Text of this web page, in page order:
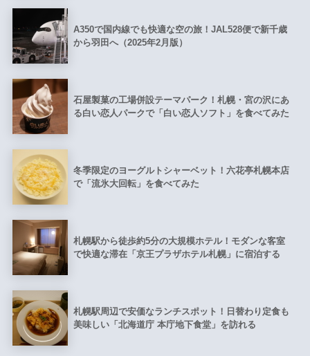
A350で国内線でも快適な空の旅！JAL528便で新千歳
から羽田へ（2025年2月版）
石屋製菓の工場併設テーマパーク！札幌・宮の沢にあ
る白い恋人パークで「白い恋人ソフト」を食べてみた
冬季限定のヨーグルトシャーベット！六花亭札幌本店
で「流氷大回転」を食べてみた
札幌駅から徒歩約5分の大規模ホテル！モダンな客室
で快適な滞在「京王プラザホテル札幌」に宿泊する
札幌駅周辺で安価なランチスポット！日替わり定食も
美味しい「北海道庁 本庁地下食堂」を訪れる